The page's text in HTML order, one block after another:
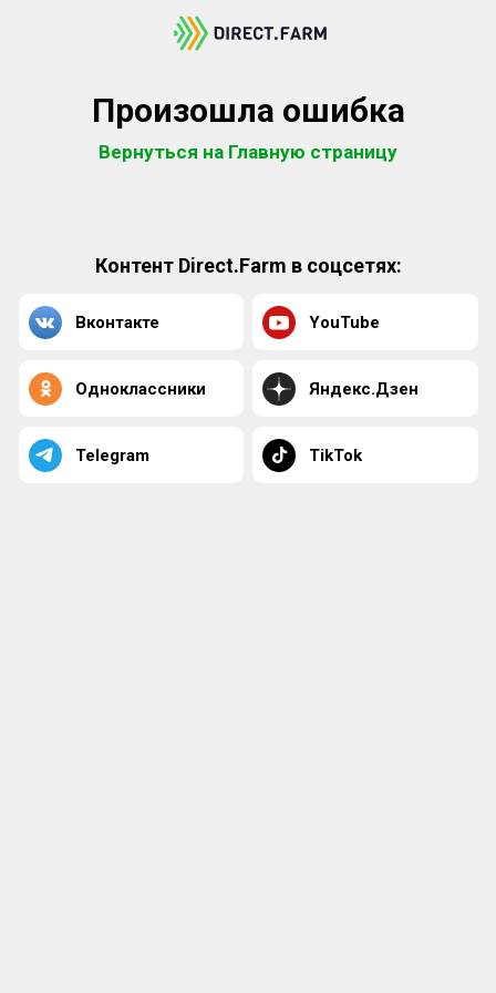
Произошла ошибка
Вернуться на Главную страницу
Контент Direct.Farm в соцсетях:
Вконтакте YouTube
Одноклассники Яндекс.Дзен
Telegram TikTok